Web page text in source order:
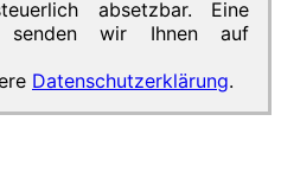
absetzbar. Eine
senden wir Ihnen auf
Datenschutzerklärung.